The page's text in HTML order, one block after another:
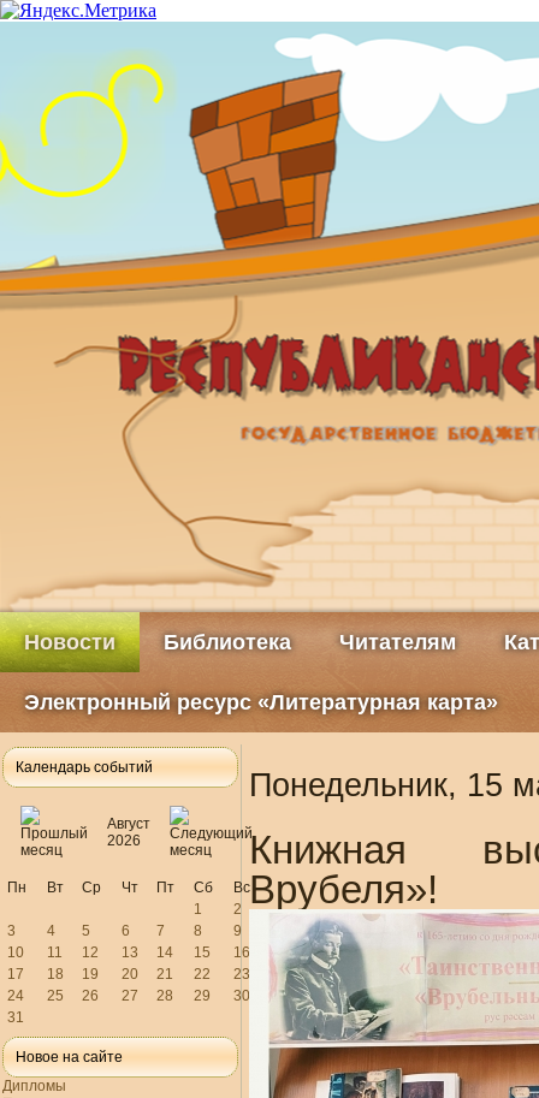
Новости Библиотека Читателям
Электронный ресурс «Литературная карта»
Календарь событий
Август
2026
Пн Вт Ср Чт Пт Сб
Вс
1
2
3
4 5 6 7 8
9
10
11 12 13 14 15
16
17
18 19 20 21 22
23
24
25 26 27 28 29
30
31
Новое на сайте
Дипломы
Понедельник, 15
Книжная
Врубеля»!